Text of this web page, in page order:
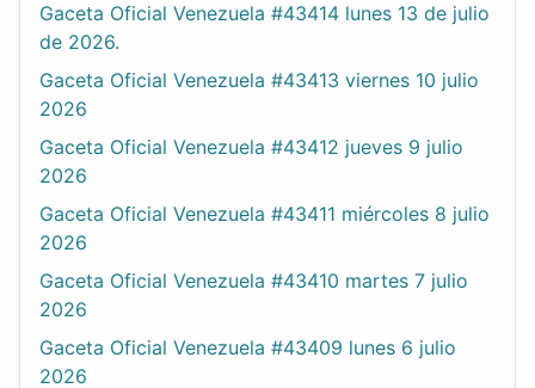
Gaceta Oficial Venezuela #43414 lunes 13 de julio
de 2026.
Gaceta Oficial Venezuela #43413 viernes 10 julio
2026
Gaceta Oficial Venezuela #43412 jueves 9 julio
2026
Gaceta Oficial Venezuela #43411 miércoles 8 julio
2026
Gaceta Oficial Venezuela #43410 martes 7 julio
2026
Gaceta Oficial Venezuela #43409 lunes 6 julio
2026